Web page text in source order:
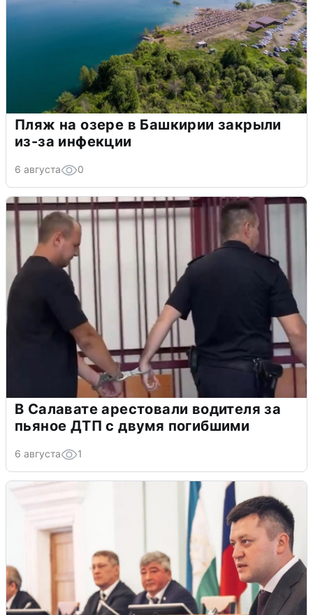
Пляж на озере в Башкирии закрыли
из-за инфекции
6 августа 0
В Салавате арестовали водителя за
пьяное ДТП с двумя погибшими
6 августа 1